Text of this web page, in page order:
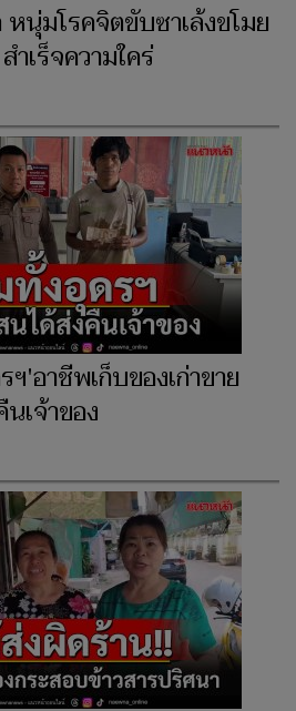
หนุ่มโรคจิตขับซาเล้งขโมย
เร็จความใคร่
อาชีพเก็บของเก่าขาย
เจ้าของ